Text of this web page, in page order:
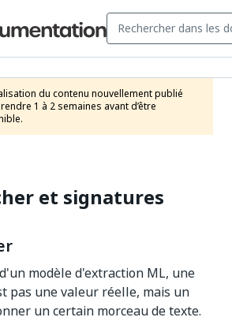
du contenu nouvellement publié
1 à 2 semaines avant d’être
et signatures
modèle d'extraction ML, une
pas une valeur réelle, mais un
un certain morceau de texte.